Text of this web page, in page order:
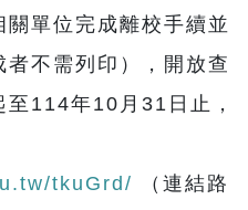
單位完成離校手續並
不需列印），開放查
114年10月31日止，
tkuGrd/ （連結路